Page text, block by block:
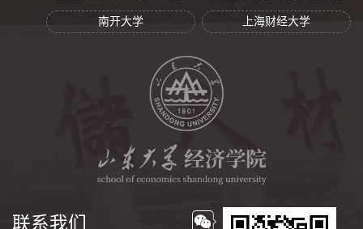
南开大学 上海财经大学
联系我们